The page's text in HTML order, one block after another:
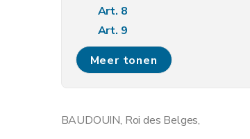
Art. 8
Art. 9
Art. 10
Art. 11
Art. 14
Meer tonen
BAUDOUIN, Roi des Belges,